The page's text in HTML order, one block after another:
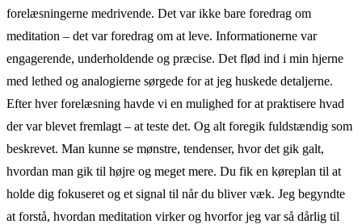
forelæsningerne medrivende. Det var ikke bare foredrag om
meditation – det var foredrag om at leve. Informationerne var
engagerende, underholdende og præcise. Det flød ind i min hjerne
med lethed og analogierne sørgede for at jeg huskede detaljerne.
Efter hver forelæsning havde vi en mulighed for at praktisere hvad
der var blevet fremlagt – at teste det. Og alt foregik fuldstændig som
beskrevet. Man kunne se mønstre, tendenser, hvor det gik galt,
hvordan man gik til højre og meget mere. Du fik en køreplan til at
holde dig fokuseret og et signal til når du bliver væk. Jeg begyndte
at forstå, hvordan meditation virker og hvorfor jeg var så dårlig til